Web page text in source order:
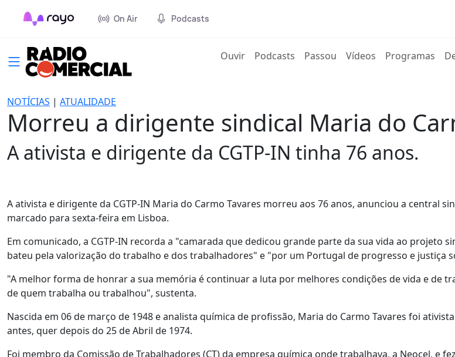
On Air Podcasts
Ouvir(current)
Podcasts Passou Vídeos Programas
NOTÍCIAS | ATUALIDADE
Morreu a dirigente sindical Maria do
A ativista e dirigente da CGTP-IN tinha 76 anos.
A ativista e dirigente da CGTP-IN Maria do Carmo Tavares morreu aos 76 anos, anunciou a central
marcado para sexta-feira em Lisboa.
Em comunicado, a CGTP-IN recorda a "camarada que dedicou grande parte da sua vida ao projeto
bateu pela valorização do trabalho e dos trabalhadores" e "por um Portugal de progresso e justiça
"A melhor forma de honrar a sua memória é continuar a luta por melhores condições de vida e de
de quem trabalha ou trabalhou", sustenta.
Nascida em 06 de março de 1948 e analista química de profissão, Maria do Carmo Tavares foi
antes, quer depois do 25 de Abril de 1974.
Foi membro da Comissão de Trabalhadores (CT) da empresa química onde trabalhava, a Neocel, e